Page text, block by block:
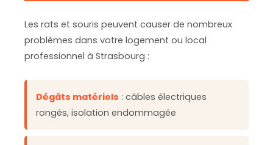
Les rats et souris peuvent causer de nombreux
problèmes dans votre logement ou local
professionnel à Strasbourg :
Dégâts matériels : câbles électriques
rongés, isolation endommagée